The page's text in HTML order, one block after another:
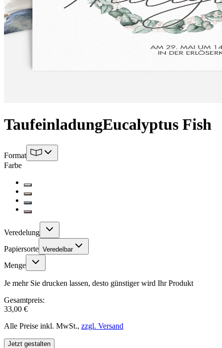
TaufeinladungEucalyptus Fish
Format
Farbe
Veredelung
Papiersorte Veredelbar
Menge
Je mehr Sie drucken lassen, desto günstiger wird Ihr Produkt
Gesamtpreis:
33,00 €
Alle Preise inkl. MwSt., zzgl. Versand
Jetzt gestalten